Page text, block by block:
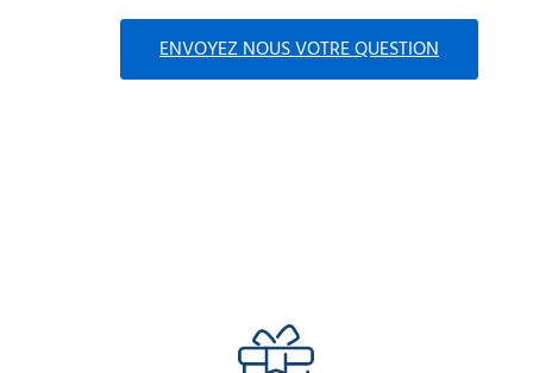
ENVOYEZ NOUS VOTRE QUESTION